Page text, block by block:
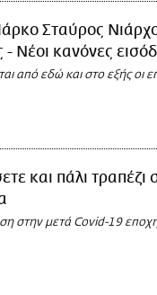
Σταύρος
- Νέοι κανόνες
από εδώ και στο εξής οι
και πάλι τραπέζι
στην μετά Covid-19